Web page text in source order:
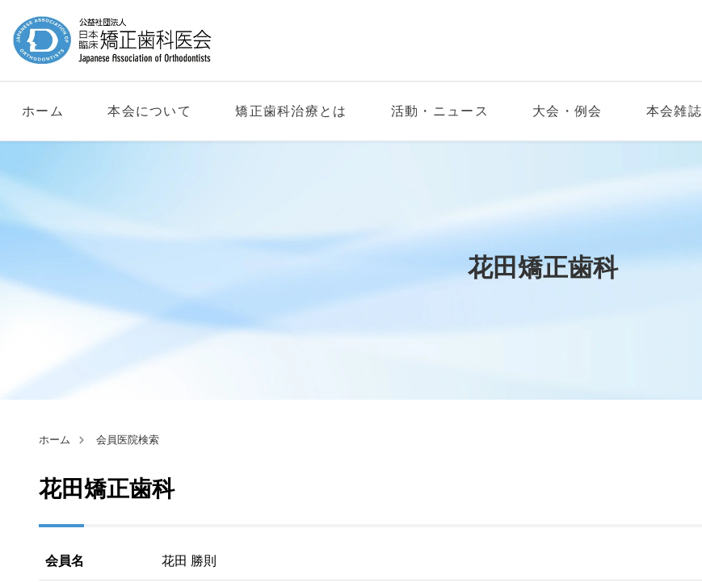
ホーム 本会について 矯正歯科治療とは 活動・ニュース 大会・例会 本会雑誌
花田矯正歯科
ホーム 会員医院検索
花田矯正歯科
会員名 花田 勝則